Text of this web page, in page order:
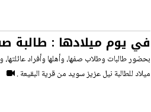
في يوم ميلادها : طالبة
وتتبرع بثمنها لمدرستها
بحضور طالبات وطلاب صفها، وأهلها وأفراد
ميلاد للطالبة نيل عزيز سويد من قرية البقيعة .